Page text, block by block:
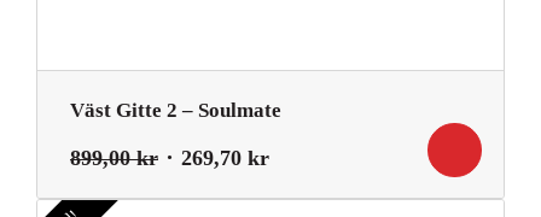
Väst Gitte 2 – Soulmate
899,00kr Det269,70 krDet